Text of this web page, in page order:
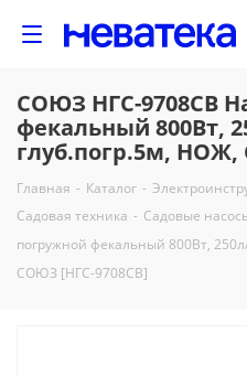
СОЮЗ НГС-9708СВ
фекальный 800Вт,
глуб.погр.5м,
Главная - Каталог -
Садовая техника - Садовые
погружной фекальный 800Вт,
СОЮЗ [НГС-9708СВ]